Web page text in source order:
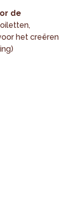
de
het creëren